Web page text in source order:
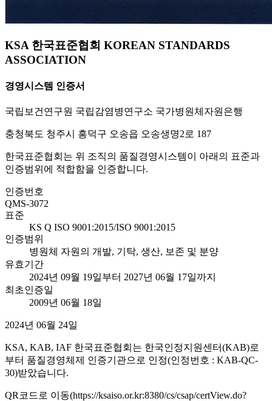
KSA 한국표준협회 KOREAN STANDARDS
ASSOCIATION
경영시스템 인증서
국립보건연구원 국립감염병연구소 국가병원체자원은행
충청북도 청주시 흥덕구 오송읍 오송생명2로 187
한국표준협회는 위 조직의 품질경영시스템이 아래의 표준과
인증범위에 적합함을 인증합니다.
인증번호
QMS-3072
표준
KS Q ISO 9001:2015/ISO 9001:2015
인증범위
병원체 자원의 개발, 기탁, 생산, 보존 및 분양
유효기간
2024년 09월 19일부터 2027년 06월 17일까지
최초인증일
2009년 06월 18일
2024년 06월 24일
KSA, KAB, IAF 한국표준협회는 한국인정지원센터(KAB)로
부터 품질경영체제 인증기관으로 인정(인정번호 : KAB-QC-
30)받았습니다.
QR코드로 이동(https://ksaiso.or.kr:8380/cs/csap/certView.do?